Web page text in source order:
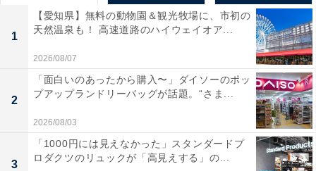
1
【愛知県】無料の動物園＆観光牧場に、市初の
天然温泉も！ 高速道路のハイウェイオア...
2026/08/07
2
「面白いのあったから購入〜」ダイソーのポッ
プアップランドリーバッグが話題。“さま...
2026/08/03
3
「1000円には見えなかった」スタンダードプ
ロダクツのリュックが「高見えする」の...